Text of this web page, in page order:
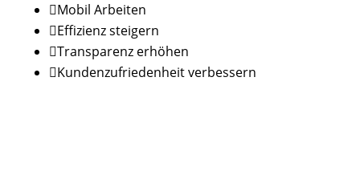
Mobil Arbeiten
Effizienz steigern
Transparenz erhöhen
Kundenzufriedenheit verbessern